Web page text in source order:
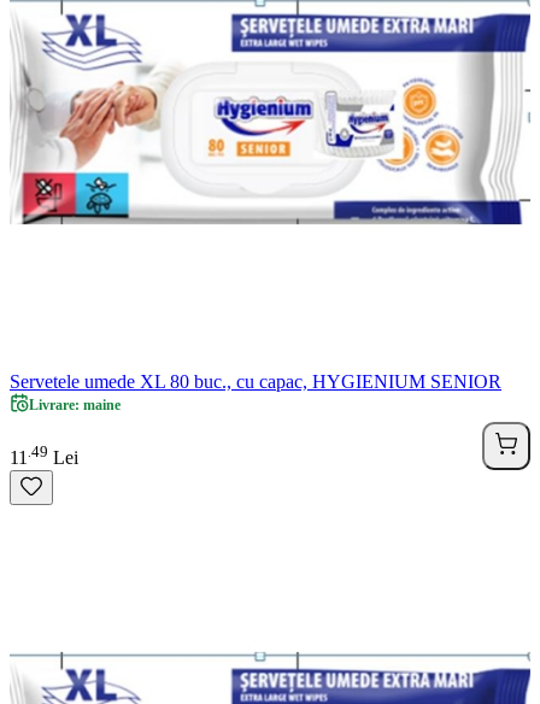
Servetele umede XL 80 buc., cu capac, HYGIENIUM SENIOR
Livrare: maine
11 49 Lei